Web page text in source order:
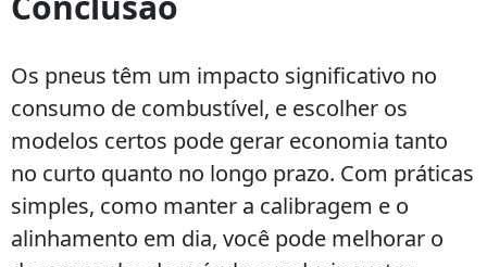
Os pneus têm um impacto significativo no
consumo de combustível, e escolher os
modelos certos pode gerar economia tanto
no curto quanto no longo prazo. Com práticas
simples, como manter a calibragem e o
alinhamento em dia, você pode melhorar o